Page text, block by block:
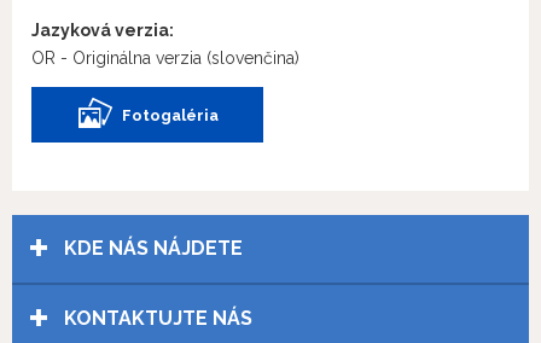
Jazyková verzia:
OR - Originálna verzia (slovenčina)
Fotogaléria
KDE NÁS NÁJDETE
KONTAKTUJTE NÁS